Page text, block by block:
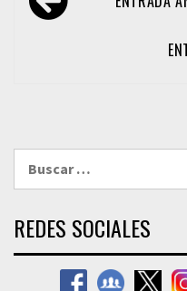
de
REDES SOCIALES